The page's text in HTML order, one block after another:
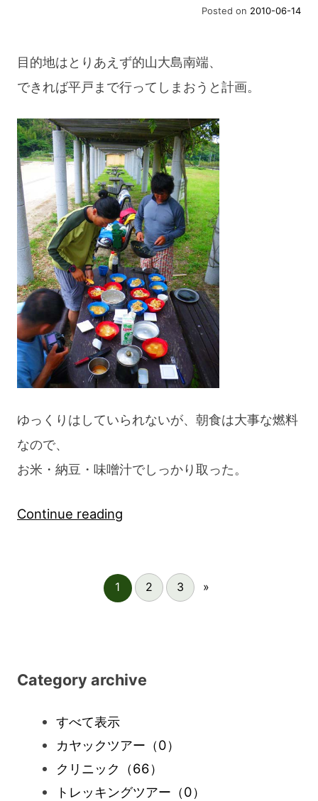
Posted on 2010-06-14
目的地はとりあえず的山大島南端、
できれば平戸まで行ってしまおうと計画。
ゆっくりはしていられないが、朝食は大事な燃料
なので、
お米・納豆・味噌汁でしっかり取った。
Continue reading
界
1 2 3 »
Category archive
すべて表示
カヤックツアー （0）
クリニック
（66）
トレッキングツアー （0）